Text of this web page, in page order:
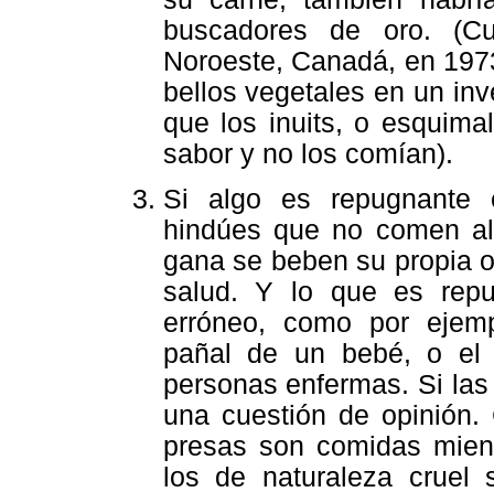
buscadores de oro.
Noroeste, Canadá, en
bellos vegetales en un
que los inuits, o
sabor y no los comían).
Si algo es repugnante
hindúes que no comen
gana se beben su propia
salud. Y lo que es
erróneo, como por
pañal de un bebé, o el
personas enfermas. Si
una cuestión de
presas son comidas
los de naturaleza cruel